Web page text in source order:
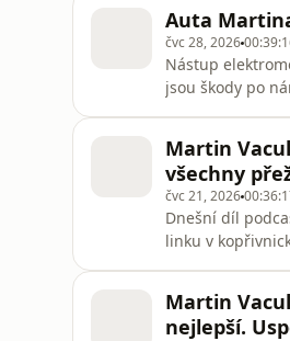
Kazachstánu
Auta
čvc 28, 2026
Nástup
jsou škody po
Pokud na jedné
Martin
všechny
čvc 21, 2026
Dnešní díl
linku v
techniku dál.
Martin
nejlepší.